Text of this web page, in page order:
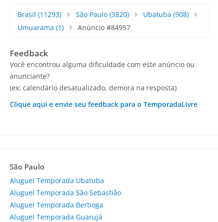
Brasil (11293) São Paulo(3820) Ubatuba (908)
Umuarama (1) Anúncio #84957
Feedback
Você encontrou alguma dificuldade com este anúncio ou
anunciante?
(ex: calendário desatualizado, demora na resposta)
Clique aqui e envie seu feedback para o TemporadaLivre
São Paulo
Aluguel Temporada Ubatuba
Aluguel Temporada São Sebastião
Aluguel Temporada Bertioga
Aluguel Temporada Guarujá